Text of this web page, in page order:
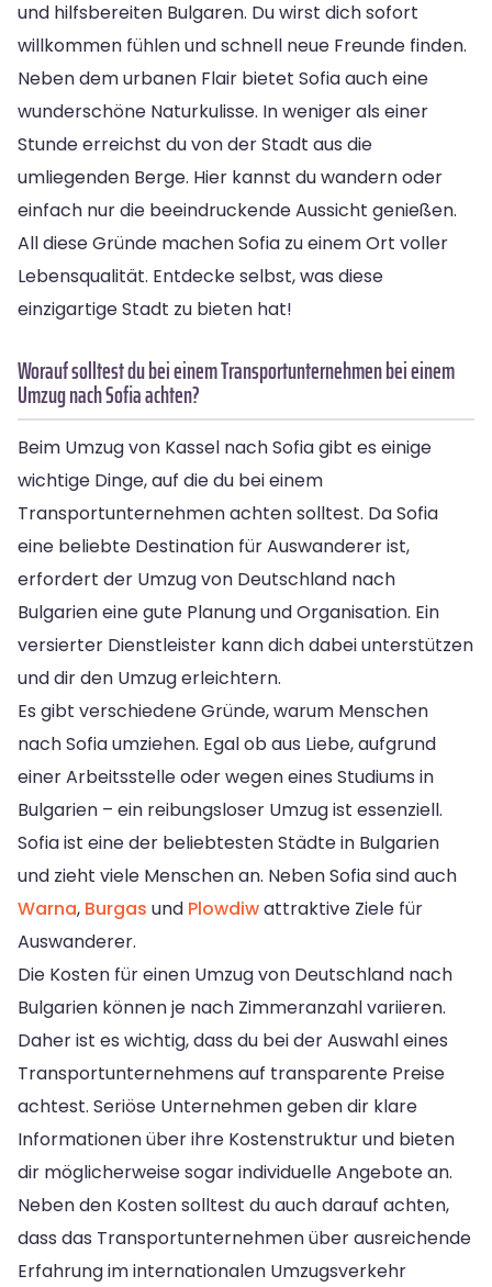
und hilfsbereiten Bulgaren. Du wirst dich sofort
willkommen fühlen und schnell neue Freunde finden.
Neben dem urbanen Flair bietet Sofia auch eine
wunderschöne Naturkulisse. In weniger als einer
Stunde erreichst du von der Stadt aus die
umliegenden Berge. Hier kannst du wandern oder
einfach nur die beeindruckende Aussicht genießen.
All diese Gründe machen Sofia zu einem Ort voller
Lebensqualität. Entdecke selbst, was diese
einzigartige Stadt zu bieten hat!
Worauf solltest du bei einem Transportunternehmen bei einem
Umzug nach Sofia achten?
Beim Umzug von Kassel nach Sofia gibt es einige
wichtige Dinge, auf die du bei einem
Transportunternehmen achten solltest. Da Sofia
eine beliebte Destination für Auswanderer ist,
erfordert der Umzug von Deutschland nach
Bulgarien eine gute Planung und Organisation. Ein
versierter Dienstleister kann dich dabei unterstützen
und dir den Umzug erleichtern.
Es gibt verschiedene Gründe, warum Menschen
nach Sofia umziehen. Egal ob aus Liebe, aufgrund
einer Arbeitsstelle oder wegen eines Studiums in
Bulgarien – ein reibungsloser Umzug ist essenziell.
Sofia ist eine der beliebtesten Städte in Bulgarien
und zieht viele Menschen an. Neben Sofia sind auch
Warna, Burgas und Plowdiwattraktive Ziele für
Auswanderer.
Die Kosten für einen Umzug von Deutschland nach
Bulgarien können je nach Zimmeranzahl variieren.
Daher ist es wichtig, dass du bei der Auswahl eines
Transportunternehmens auf transparente Preise
achtest. Seriöse Unternehmen geben dir klare
Informationen über ihre Kostenstruktur und bieten
dir möglicherweise sogar individuelle Angebote an.
Neben den Kosten solltest du auch darauf achten,
dass das Transportunternehmen über ausreichende
Erfahrung im internationalen Umzugsverkehr